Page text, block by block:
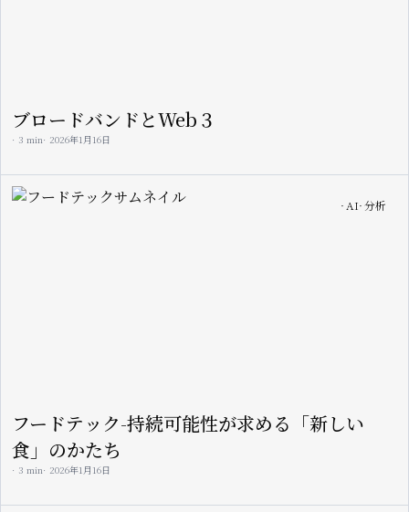
ブロードバンドとWeb３
3 min 2026年1月16日
Image AI 分析
フードテック-持続可能性が求める「新しい
食」のかたち
3 min 2026年1月16日